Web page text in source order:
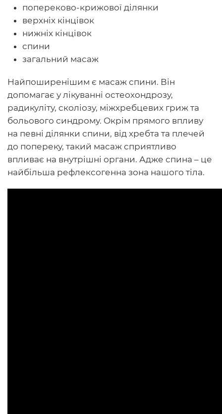
попереково-крижової ділянки
верхніх кінцівок
нижніх кінцівок
спини
загальний масаж
Найпоширенішим є масаж спини. Він
допомагає у лікуванні остеохондрозу,
радикуліту, сколіозу, міжхребцевих гриж та
больового синдрому. Окрім прямого впливу
на певні ділянки спини, від хребта та плечей
до попереку, такий масаж сприятливо
впливає на внутрішні органи. Адже спина – це
найбільша рефлексогенна зона нашого тіла.